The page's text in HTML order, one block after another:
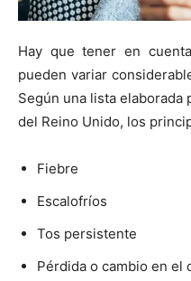
Hay que tener en
pueden variar
Según una lista
del Reino Unido, los
Fiebre
Escalofríos
Tos persistente
Pérdida o cambio en el